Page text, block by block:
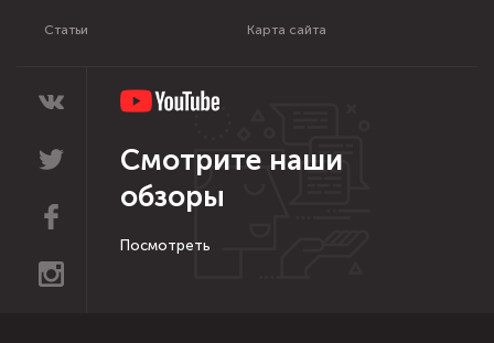
Статьи Карта сайта
Смотрите наши
обзоры
Посмотреть